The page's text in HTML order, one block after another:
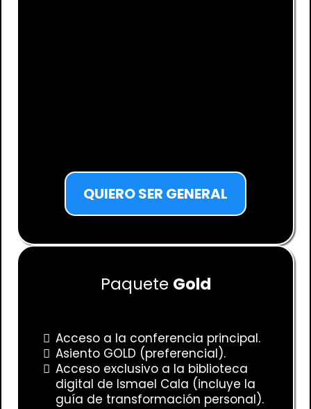
QUIERO SER GENERAL
Paquete Gold
Acceso a la conferencia principal.
Asiento GOLD (preferencial).
Acceso exclusivo a la biblioteca
digital de Ismael Cala (incluye la
guía de transformación personal).